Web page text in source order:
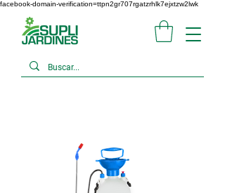
facebook-domain-verification=ttpn2gr707rgatzrhlk7ejxtzw2lwk